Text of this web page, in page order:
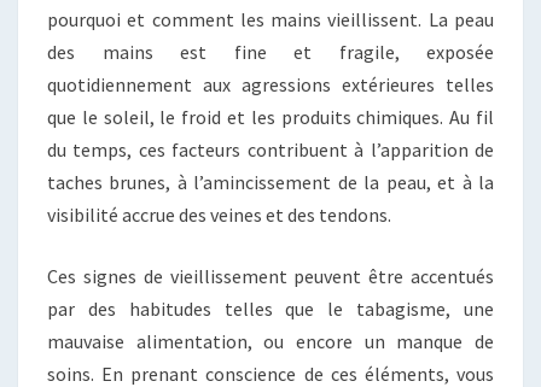
pourquoi et comment les mains vieillissent. La peau
des mains est fine et fragile, exposée
quotidiennement aux agressions extérieures telles
que le soleil, le froid et les produits chimiques. Au fil
du temps, ces facteurs contribuent à l’apparition de
taches brunes, à l’amincissement de la peau, et à la
visibilité accrue des veines et des tendons.
Ces signes de vieillissement peuvent être accentués
par des habitudes telles que le tabagisme, une
mauvaise alimentation, ou encore un manque de
soins. En prenant conscience de ces éléments, vous